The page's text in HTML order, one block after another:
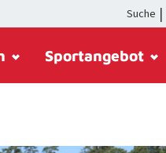
Suche
Sportangebot